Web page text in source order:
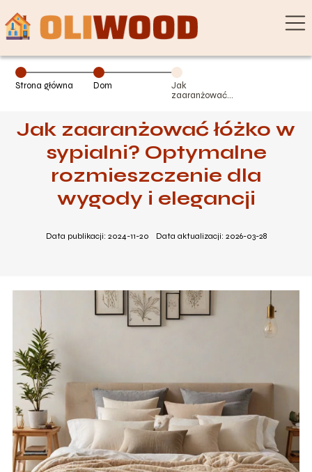
Strona główna Dom
Jak
zaaranżować
Optymalne
rozmieszczenie
dla wygody i
elegancji
Jak zaaranżować łóżko w
sypialni? Optymalne
rozmieszczenie dla
wygody i elegancji
Data publikacji: 2024-11-20 Data aktualizacji: 2026-03-28